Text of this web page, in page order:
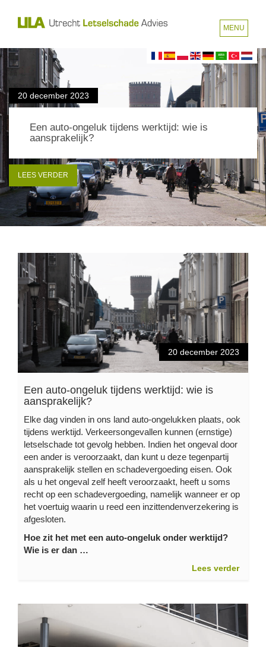
MENU
20 december 2023
Een auto-ongeluk tijdens werktijd: wie is
aansprakelijk?
LEES VERDER
20 december 2023
Een auto-ongeluk tijdens werktijd: wie is
aansprakelijk?
Elke dag vinden in ons land auto-ongelukken plaats, ook
tijdens werktijd. Verkeersongevallen kunnen (ernstige)
letselschade tot gevolg hebben. Indien het ongeval door
een ander is veroorzaakt, dan kunt u deze tegenpartij
aansprakelijk stellen en schadevergoeding eisen. Ook
als u het ongeval zelf heeft veroorzaakt, heeft u soms
recht op een schadevergoeding, namelijk wanneer er op
het voertuig waarin u reed een inzittendenverzekering is
afgesloten.
Hoe zit het met een auto-ongeluk onder werktijd?
Wie is er dan …
Lees verder